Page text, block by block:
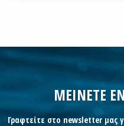
ΜΕΙΝΕΤΕ
Γραφτείτε στο newsletter μας